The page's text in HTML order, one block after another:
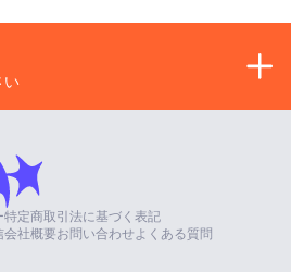
い
特定商取引法に基づく表記
会社概要お問い合わせ よくある質問